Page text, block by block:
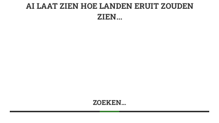
AI LAAT ZIEN HOE LANDEN ERUIT ZOUDEN
ZIEN...
ZOEKEN…